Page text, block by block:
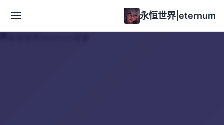
永恒世界|eternum